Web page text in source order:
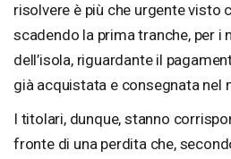
risolvere è più che urgente visto
scadendo la prima tranche, per i
dell’isola, riguardante il
già acquistata e consegnata nel
I titolari, dunque, stanno
fronte di una perdita che,